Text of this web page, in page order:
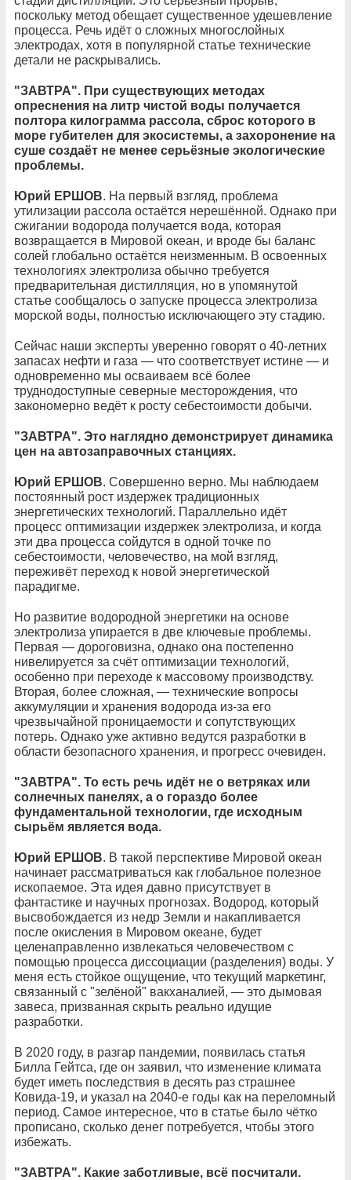
поскольку метод обещает существенное удешевление
процесса. Речь идёт о сложных многослойных
электродах, хотя в популярной статье технические
детали не раскрывались.
"ЗАВТРА". При существующих методах
опреснения на литр чистой воды получается
полтора килограмма рассола, сброс которого в
море губителен для экосистемы, а захоронение на
суше создаёт не менее серьёзные экологические
проблемы.
Юрий ЕРШОВ. На первый взгляд, проблема
утилизации рассола остаётся нерешённой. Однако при
сжигании водорода получается вода, которая
возвращается в Мировой океан, и вроде бы баланс
солей глобально остаётся неизменным. В освоенных
технологиях электролиза обычно требуется
предварительная дистилляция, но в упомянутой
статье сообщалось о запуске процесса электролиза
морской воды, полностью исключающего эту стадию.
Сейчас наши эксперты уверенно говорят о 40-летних
запасах нефти и газа — что соответствует истине — и
одновременно мы осваиваем всё более
труднодоступные северные месторождения, что
закономерно ведёт к росту себестоимости добычи.
"ЗАВТРА". Это наглядно демонстрирует динамика
цен на автозаправочных станциях.
Юрий ЕРШОВ. Совершенно верно. Мы наблюдаем
постоянный рост издержек традиционных
энергетических технологий. Параллельно идёт
процесс оптимизации издержек электролиза, и когда
эти два процесса сойдутся в одной точке по
себестоимости, человечество, на мой взгляд,
переживёт переход к новой энергетической
парадигме.
Но развитие водородной энергетики на основе
электролиза упирается в две ключевые проблемы.
Первая — дороговизна, однако она постепенно
нивелируется за счёт оптимизации технологий,
особенно при переходе к массовому производству.
Вторая, более сложная, — технические вопросы
аккумуляции и хранения водорода из-за его
чрезвычайной проницаемости и сопутствующих
потерь. Однако уже активно ведутся разработки в
области безопасного хранения, и прогресс очевиден.
"ЗАВТРА". То есть речь идёт не о ветряках или
солнечных панелях, а о гораздо более
фундаментальной технологии, где исходным
сырьём является вода.
Юрий ЕРШОВ. В такой перспективе Мировой океан
начинает рассматриваться как глобальное полезное
ископаемое. Эта идея давно присутствует в
фантастике и научных прогнозах. Водород, который
высвобождается из недр Земли и накапливается
после окисления в Мировом океане, будет
целенаправленно извлекаться человечеством с
помощью процесса диссоциации (разделения) воды. У
меня есть стойкое ощущение, что текущий маркетинг,
связанный с "зелёной" вакханалией, — это дымовая
завеса, призванная скрыть реально идущие
разработки.
В 2020 году, в разгар пандемии, появилась статья
Билла Гейтса, где он заявил, что изменение климата
будет иметь последствия в десять раз страшнее
Ковида-19, и указал на 2040-е годы как на переломный
период. Самое интересное, что в статье было чётко
прописано, сколько денег потребуется, чтобы этого
избежать.
"ЗАВТРА". Какие заботливые, всё посчитали.